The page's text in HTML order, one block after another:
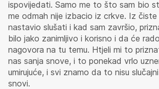
ispovijedati. Samo me to što sam bio
me odmah nije izbacio iz crkve. Iz
nastavio slušati i kad sam završio,
bilo jako zanimljivo i korisno i da će
nagovora na tu temu. Htjeli mi to
nas sanja snove, i to ponekad vrlo
umirujuće, i svi znamo da to nisu
snovi.